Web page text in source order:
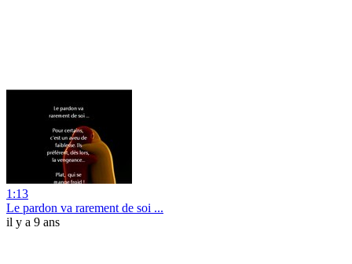
1:13
Le pardon va rarement de soi ...
il y a 9 ans